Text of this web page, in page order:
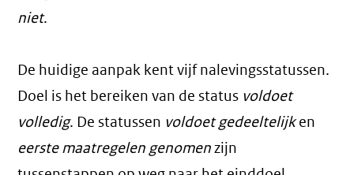
niet.
De huidige aanpak kent vijf nalevingsstatussen.
Doel is het bereiken van de status voldoet
volledig. De statussen voldoet gedeeltelijken
eerste maatregelen genomenzijn